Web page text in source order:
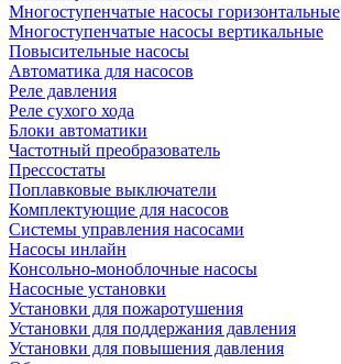
Многоступенчатые насосы горизонтальные
Многоступенчатые насосы вертикальные
Повысительные насосы
Автоматика для насосов
Реле давления
Реле сухого хода
Блоки автоматики
Частотный преобразователь
Прессостаты
Поплавковые выключатели
Комплектующие для насосов
Системы управления насосами
Насосы инлайн
Консольно-моноблочные насосы
Насосные установки
Установки для пожаротушения
Установки для поддержания давления
Установки для повышения давления